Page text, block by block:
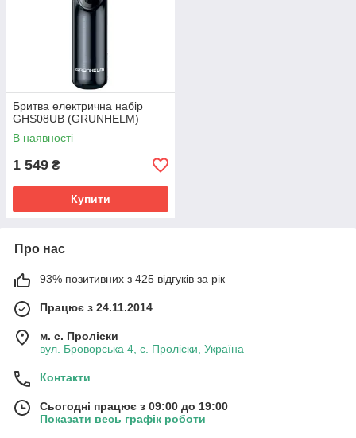
Бритва електрична набір
GHS08UB (GRUNHELM)
В наявності
1 549 ₴
Купити
Про нас
93% позитивних з 425 відгуків за рік
Працює з 24.11.2014
м. с. Проліски
вул. Броворська 4, с. Проліски, Україна
Контакти
Сьогодні працює з 09:00 до 19:00
Показати весь графік роботи